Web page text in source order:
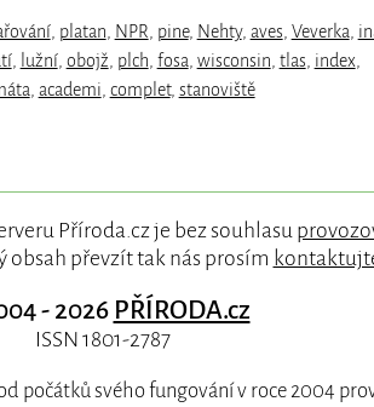
, platan NPR pine, Nehty, aves Veverka
, lužní, obojž plch fosa wisconsin tlas index
academi complet, stanoviště
Příroda.cz je bez souhlasu
obsah převzít tak nás prosím
- 2026 PŘÍRODA.cz
ISSN 1801-2787
počátků svého fungování v roce 2004